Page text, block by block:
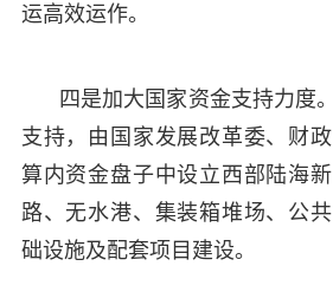
运高效运作。
四是加大国家资金支持力度
支持，由国家发展改革委、财
算内资金盘子中设立西部陆海
路、无水港、集装箱堆场、公
础设施及配套项目建设。